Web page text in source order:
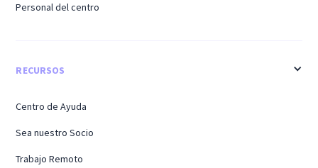
Personal del centro
RECURSOS
Centro de Ayuda
Sea nuestro Socio
Trabajo Remoto